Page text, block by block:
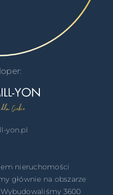
yon.pl
nieruchomości
głównie na obszarze
3600